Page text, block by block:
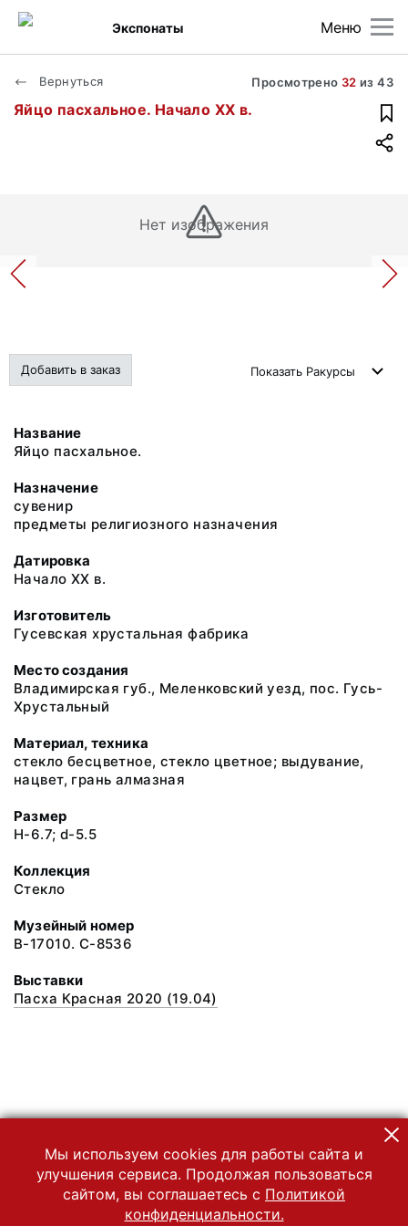
Меню
Экспонаты
Вернуться Просмотрено 32 из43
Яйцо пасхальное. Начало XX в.
Нет изображения
Добавить в заказ Показать Ракурсы
Название
Яйцо пасхальное.
Назначение
сувенир
предметы религиозного назначения
Датировка
Начало XX в.
Изготовитель
Гусевская хрустальная фабрика
Место создания
Владимирская губ., Меленковский уезд, пос. Гусь-
Хрустальный
Материал, техника
стекло бесцветное, стекло цветное; выдувание,
нацвет, грань алмазная
Размер
H-6.7; d-5.5
Коллекция
Стекло
Музейный номер
В-17010. С-8536
Выставки
Пасха Красная 2020 (19.04)
Мы используем cookies для работы сайта и
улучшения сервиса. Продолжая пользоваться
сайтом, вы соглашаетесь с Политикой
конфиденциальности.